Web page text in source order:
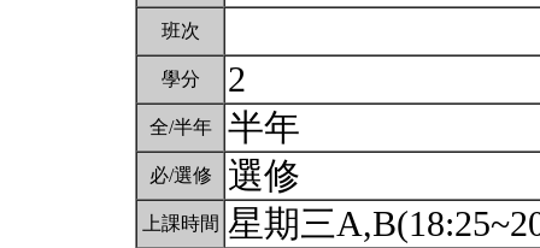
班次
學分 2
全/半年 半年
必/選修 選修
上課時間 星期三